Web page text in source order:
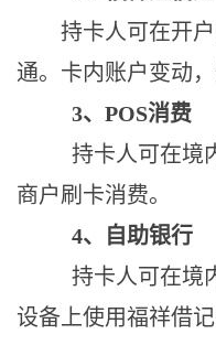
持卡人可在开
通。卡内账户变动，
3、POS消费
持卡人可在境
商户刷卡消费。
4、自助银行
持卡人可在境
设备上使用福祥借